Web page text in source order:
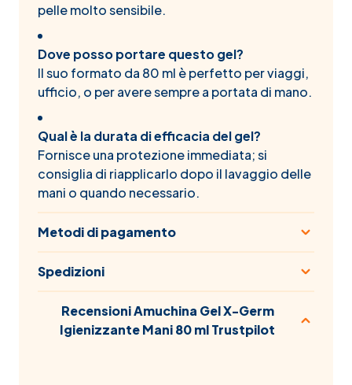
pelle molto sensibile.
Dove posso portare questo gel?
Il suo formato da 80 ml è perfetto per viaggi,
ufficio, o per avere sempre a portata di mano.
Qual è la durata di efficacia del gel?
Fornisce una protezione immediata; si
consiglia di riapplicarlo dopo il lavaggio delle
mani o quando necessario.
Metodi di pagamento
Spedizioni
Recensioni Amuchina Gel X-Germ
Igienizzante Mani 80 ml Trustpilot